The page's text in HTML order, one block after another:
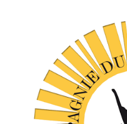
C'est un spectacle de
Passeur / Efi Farmaki),
lavoirs et des lavandières
de médiation pour les
autour d'objets liés aux